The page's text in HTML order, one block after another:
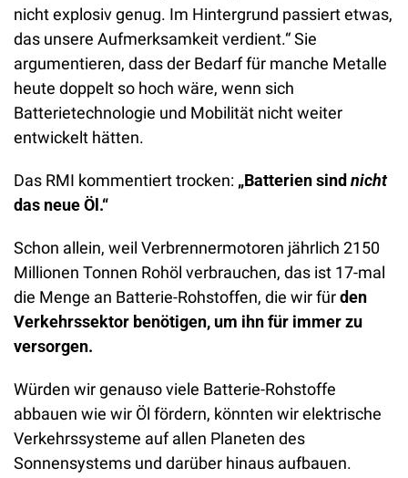
nicht explosiv genug. Im Hintergrund passiert etwas,
das unsere Aufmerksamkeit verdient.“ Sie
argumentieren, dass der Bedarf für manche Metalle
heute doppelt so hoch wäre, wenn sich
Batterietechnologie und Mobilität nicht weiter
entwickelt hätten.
Das RMI kommentiert trocken: „Batterien sind nicht
das neue Öl.“
Schon allein, weil Verbrennermotoren jährlich 2150
Millionen Tonnen Rohöl verbrauchen, das ist 17-mal
die Menge an Batterie-Rohstoffen, die wir für den
Verkehrssektor benötigen, um ihn für immer zu
versorgen.
Würden wir genauso viele Batterie-Rohstoffe
abbauen wie wir Öl fördern, könnten wir elektrische
Verkehrssysteme auf allen Planeten des
Sonnensystems und darüber hinaus aufbauen.